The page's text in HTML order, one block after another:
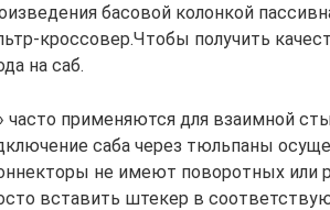
басовой колонкой
кроссовер.Чтобы получить
на саб.
часто применяются для взаимной
саба через тюльпаны
не имеют поворотных или
вставить штекер в